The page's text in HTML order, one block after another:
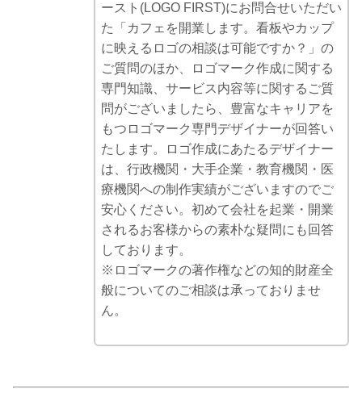
ースト(LOGO FIRST)にお問合せいただい
た「カフェを開業します。看板やカップ
に映えるロゴの相談は可能ですか？」の
ご質問のほか、ロゴマーク作成に関する
専門知識、サービス内容等に関するご質
問がございましたら、豊富なキャリアを
もつロゴマーク専門デザイナーが回答い
たします。ロゴ作成にあたるデザイナー
は、行政機関・大手企業・教育機関・医
療機関への制作実績がございますのでご
安心ください。初めて会社を起業・開業
されるお客様からの素朴な疑問にも回答
しております。
※ロゴマークの著作権などの知的財産全
般についてのご相談は承っておりませ
ん。